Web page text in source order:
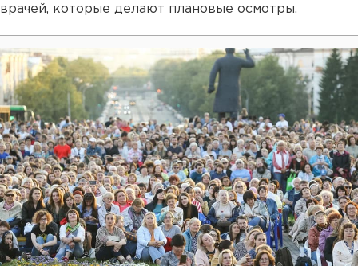
врачей, которые делают плановые осмотры.